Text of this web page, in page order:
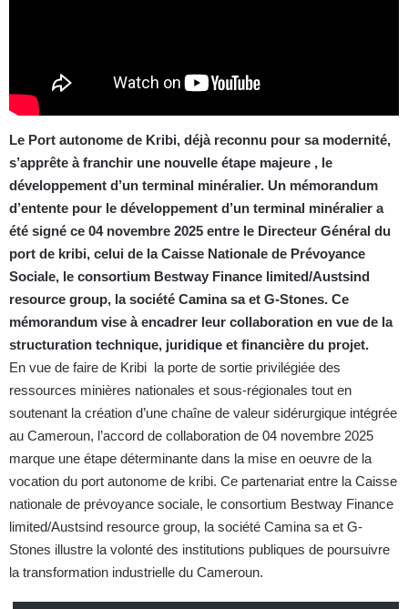
Le Port autonome de Kribi, déjà reconnu pour sa modernité,
s’apprête à franchir une nouvelle étape majeure , le
développement d’un terminal minéralier. Un mémorandum
d’entente pour le développement d’un terminal minéralier a
été signé ce 04 novembre 2025 entre le Directeur Général du
port de kribi, celui de la Caisse Nationale de Prévoyance
Sociale, le consortium Bestway Finance limited/Austsind
resource group, la société Camina sa et G-Stones. Ce
mémorandum vise à encadrer leur collaboration en vue de la
structuration technique, juridique et financière du projet.
En vue de faire de Kribi la porte de sortie privilégiée des
ressources minières nationales et sous-régionales tout en
soutenant la création d’une chaîne de valeur sidérurgique intégrée
au Cameroun, l’accord de collaboration de 04 novembre 2025
marque une étape déterminante dans la mise en oeuvre de la
vocation du port autonome de kribi. Ce partenariat entre la Caisse
nationale de prévoyance sociale, le consortium Bestway Finance
limited/Austsind resource group, la société Camina sa et G-
Stones illustre la volonté des institutions publiques de poursuivre
la transformation industrielle du Cameroun.